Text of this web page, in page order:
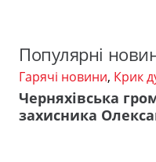
Популярні
Гарячі новини, Крик
Черняхівська
захисника